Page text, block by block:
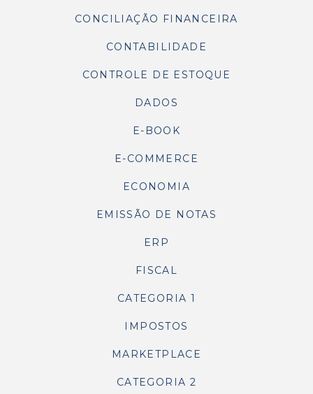
CONCILIAÇÃO FINANCEIRA
CONTABILIDADE
CONTROLE DE ESTOQUE
DADOS
E-BOOK
E-COMMERCE
ECONOMIA
EMISSÃO DE NOTAS
ERP
FISCAL
CATEGORIA 1
IMPOSTOS
MARKETPLACE
CATEGORIA 2